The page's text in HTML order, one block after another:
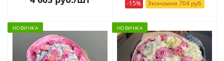
-15%
Экономия 704 руб.
НОВИНКА НОВИНКА